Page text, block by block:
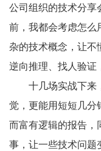
公司组织的技术分享
前，我都会考虑怎么
杂的技术概念，让不
逆向推理、找人验证
十几场实战下来
觉，更能用短短几分
而富有逻辑的报告，
事，让一些技术问题